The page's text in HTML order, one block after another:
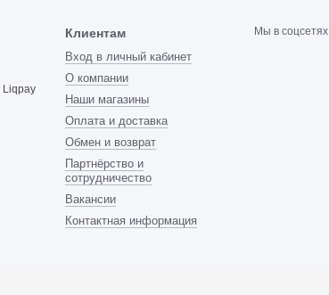
Клиентам
Вход в личный кабинет
О компании
Наши магазины
Оплата и доставка
Обмен и возврат
Партнёрство и
сотрудничество
Вакансии
Контактная информация
Мы в соцсетях